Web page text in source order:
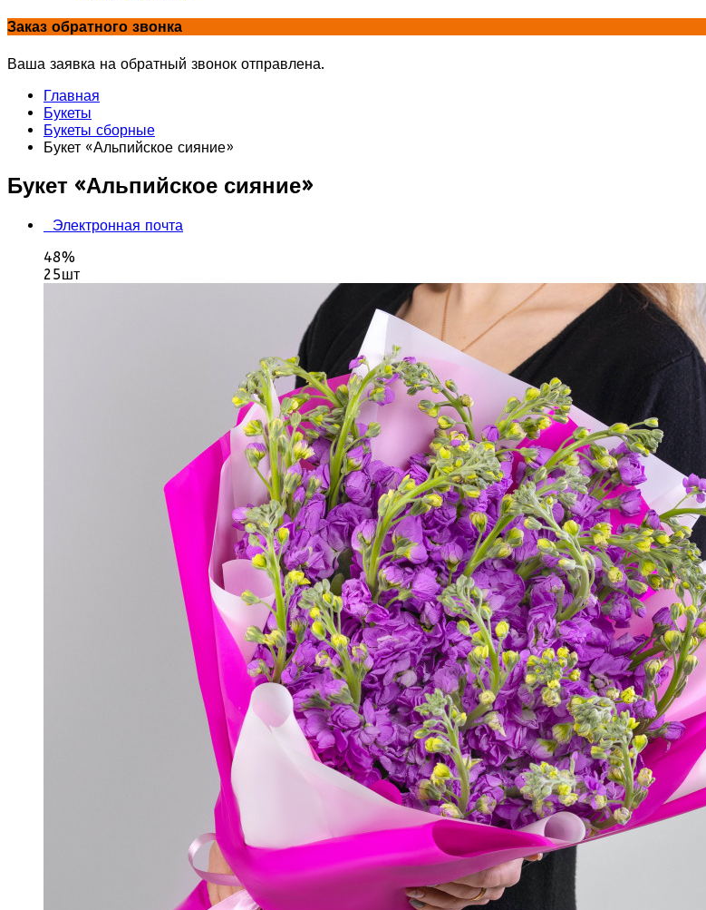
Заказ обратного звонка
Ваша заявка на обратный звонок отправлена.
Главная
Букеты
Букеты сборные
Букет «Альпийское сияние»
Букет «Альпийское сияние»
Электронная почта
48%
25шт